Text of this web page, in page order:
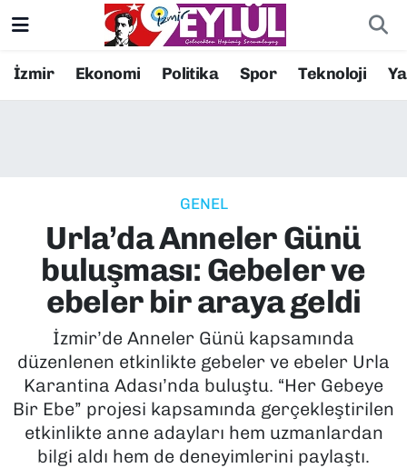
İzmir Ekonomi Politika Spor Teknoloji
GENEL
Urla’da Anneler Günü
buluşması: Gebeler ve
ebeler bir araya geldi
İzmir’de Anneler Günü kapsamında
düzenlenen etkinlikte gebeler ve ebeler Urla
Karantina Adası’nda buluştu. “Her Gebeye
Bir Ebe” projesi kapsamında gerçekleştirilen
etkinlikte anne adayları hem uzmanlardan
bilgi aldı hem de deneyimlerini paylaştı.
Resmi İlanlar
EKONOMİ
KÜLTÜR SANAT
MAGAZİN
POLİTİKA
SAĞLIK
Konak Nöbetçi Eczaneler
Süper Lig Puan Durumu ve Fikstür
Tüm Manşetler
Son Dakika Haberleri
Haber Arşivi